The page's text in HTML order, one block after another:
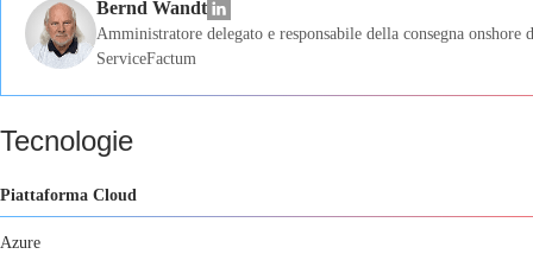
Bernd Wandt
Amministratore delegato e responsabile della consegna onshore
ServiceFactum
Tecnologie
Piattaforma Cloud
Azure